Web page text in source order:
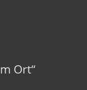
Ort“